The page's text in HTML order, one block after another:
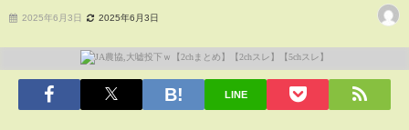
2025年6月3日 2025年6月3日
LINE